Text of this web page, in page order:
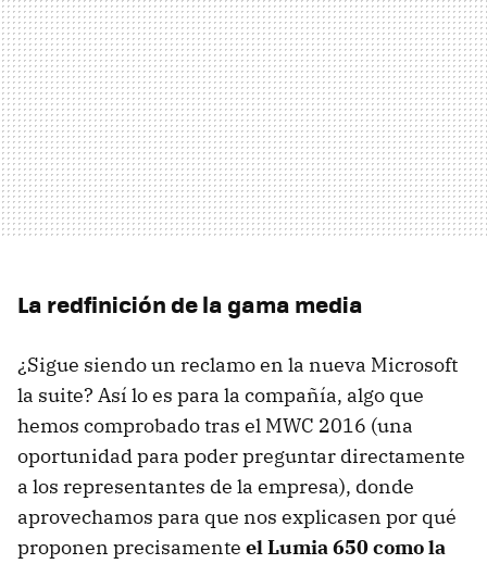
La redfinición de la gama media
¿Sigue siendo un reclamo en la nueva Microsoft
la suite? Así lo es para la compañía, algo que
hemos comprobado tras el MWC 2016 (una
oportunidad para poder preguntar directamente
a los representantes de la empresa), donde
aprovechamos para que nos explicasen por qué
proponen precisamente el Lumia 650 como la